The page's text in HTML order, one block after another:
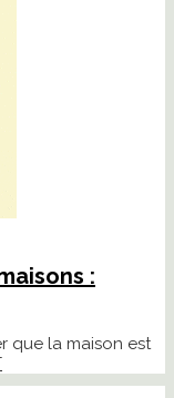
:
que la maison est